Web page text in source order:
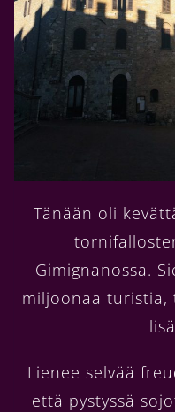
Tänään oli
Gimignanossa.
miljoonaa turistia,
Lienee selvää
että pystyssä